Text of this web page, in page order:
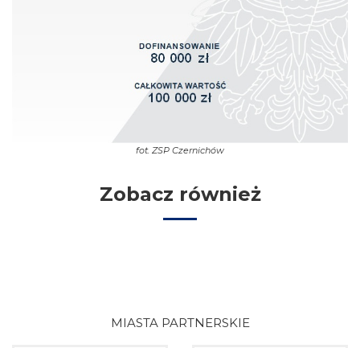
fot. ZSP Czernichów
Zobacz również
MIASTA PARTNERSKIE